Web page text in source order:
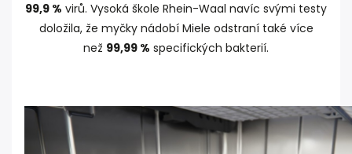
99,9 % virů. Vysoká škole Rhein-Waal navíc svými testy
doložila, že myčky nádobí Miele odstraní také více
než 99,99 % specifických bakterií.